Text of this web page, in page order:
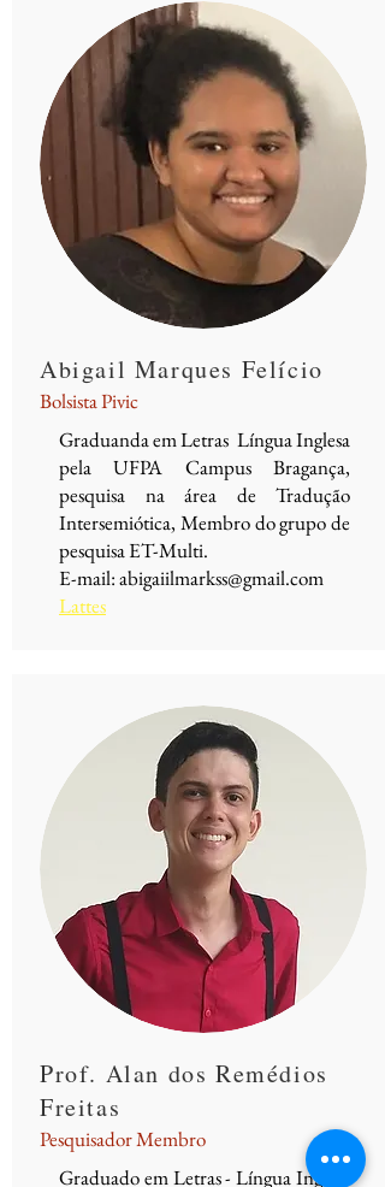
Abigail Marques Felício
Bolsista Pivic
Graduanda em Letras Língua Inglesa
pela UFPA Campus Bragança,
pesquisa na área de Tradução
Intersemiótica, Membro do grupo de
pesquisa ET-Multi.
E-mail:abigaiilmarkss@gmail.com
Lattes
Prof. Alan dos Remédios
Freitas
Pesquisador Membro
Graduado em Letras - Língua Inglesa